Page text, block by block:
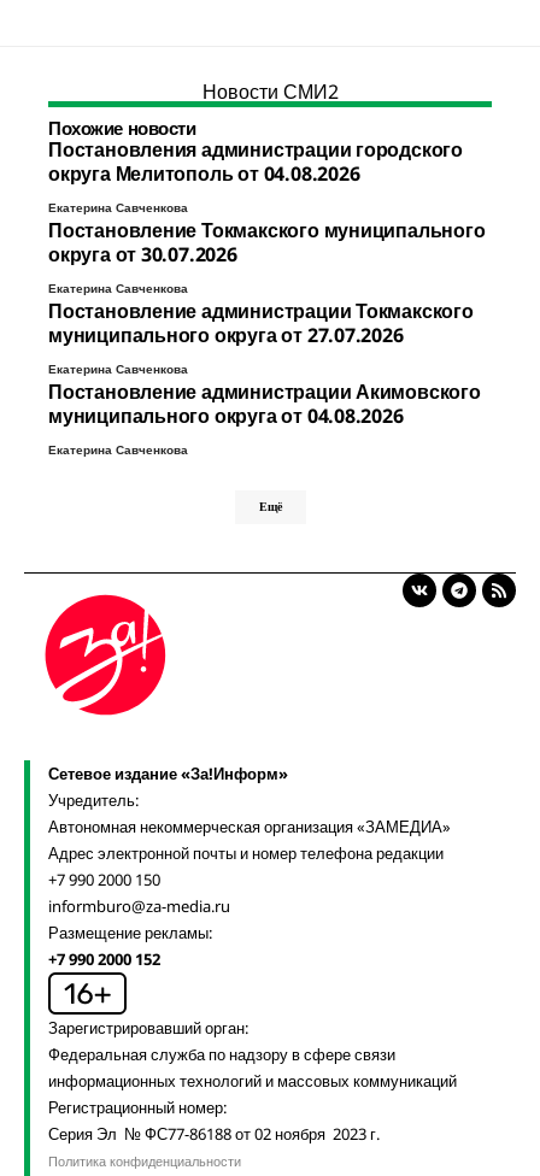
Новости СМИ2
Похожие новости
Постановления администрации городского
округа Мелитополь от 04.08.2026
Екатерина Савченкова
Постановление Токмакского муниципального
округа от 30.07.2026
Екатерина Савченкова
Постановление администрации Токмакского
муниципального округа от 27.07.2026
Екатерина Савченкова
Постановление администрации Акимовского
муниципального округа от 04.08.2026
Екатерина Савченкова
Ещё
Сетевое издание «За!Информ»
Учредитель:
Автономная некоммерческая организация «ЗАМЕДИА»
Адрес электронной почты и номер телефона редакции
+7 990 2000 150
informburo@za-media.ru
Размещение рекламы:
+7 990 2000 152
Зарегистрировавший орган:
Федеральная служба по надзору в сфере связи
информационных технологий и массовых коммуникаций
Регистрационный номер:
Серия Эл № ФС77-86188 от 02 ноября 2023 г.
Политика конфиденциальности